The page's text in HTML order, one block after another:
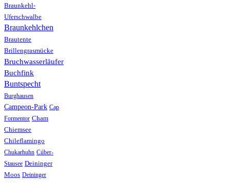
Braunkehl-
Uferschwalbe
Braunkehlchen
Brautente
Brillengrasmücke
Bruchwasserläufer
Buchfink
Buntspecht
Burghausen
Campeon-Park Cap
Formentor Cham
Chiemsee
Chileflamingo
Chukarhuhn Cúber-
Stausee Deininger
Moos Deininger